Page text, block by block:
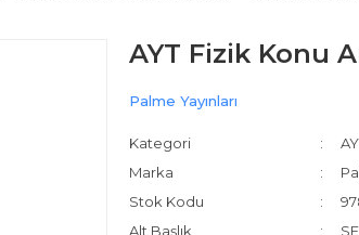
AYT Fizik Konu
Palme Yayınları
Kategori
Marka
Stok Kodu
Alt Başlık